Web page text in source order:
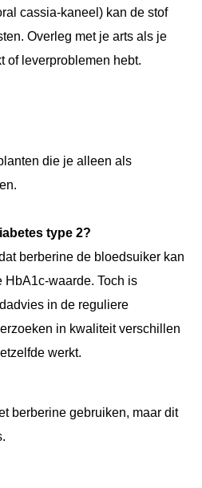
cassia-kaneel) kan de stof
Overleg met je arts als je
of leverproblemen hebt.
die je alleen als
type 2?
berberine de bloedsuiker kan
HbA1c-waarde. Toch is
in de reguliere
in kwaliteit verschillen
werkt.
berberine gebruiken, maar dit